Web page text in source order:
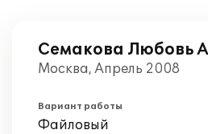
Семакова Любовь
Москва, Апрель 2008
Вариант работы
Файловый